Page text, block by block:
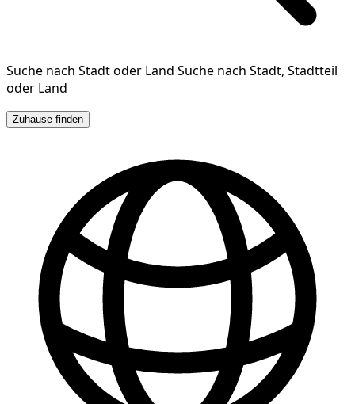
Suche nach Stadt oder Land Suche nach Stadt, Stadtteil
oder Land
Zuhause finden